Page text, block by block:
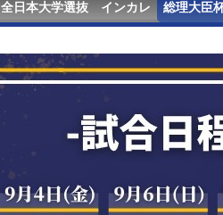
全日本大学選抜 インカレ 総理大臣